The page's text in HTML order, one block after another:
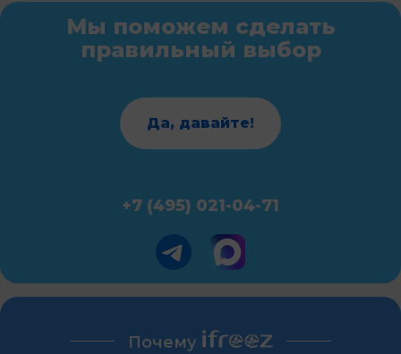
Мы поможем сделать
правильный выбор
Да, давайте!
+7 (495) 021-04-71
Почему